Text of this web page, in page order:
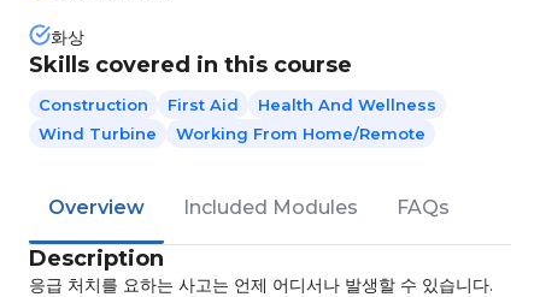
화상
Skills covered in this course
Construction First Aid
Health And Wellness
Wind Turbine
Working From Home/Remote
Overview Included Modules FAQs
Description
응급 처치를 요하는 사고는 언제 어디서나 발생할 수 있습니다.